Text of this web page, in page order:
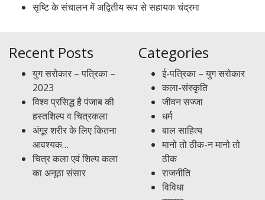
सृष्टि के संचालन में अद्वितीय रूप से सहायक चंद्रमा
Recent Posts
युग सरोकार – पत्रिका –
2023
विश्व प्रसिद्ध है पंजाब की
हस्तशिल्प व चित्रकला
अंगूर शरीर के लिए कितना
आवश्यक…
चित्र कला एवं शिल्प कला
का अनूठा संसार
Categories
ई-पत्रिका – युग सरोकार
कला-संस्कृति
जीवन सज्जा
धर्म
बाल साहित्य
मानो तो ठीक-न मानो तो
ठीक
राजनीति
विविधा